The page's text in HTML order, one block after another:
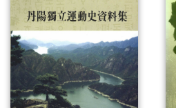
주제 :
유형 :
발행 :
생산 :